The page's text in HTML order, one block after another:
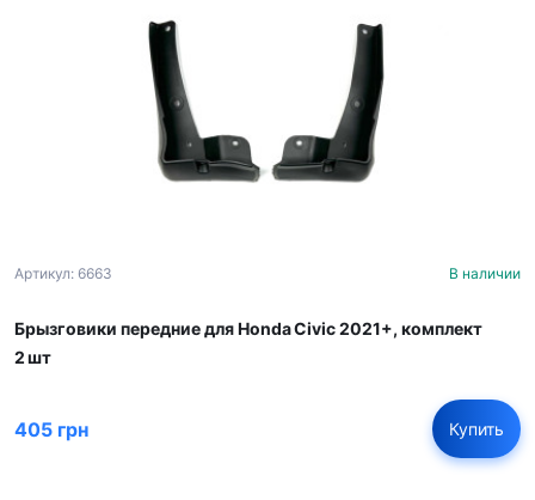
Артикул: 6663 В наличии
Брызговики передние для Honda Civic 2021+, комплект
2 шт
405 грн Купить